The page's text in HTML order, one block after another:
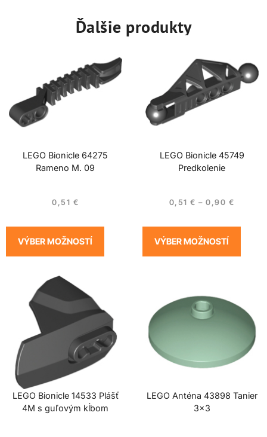
Ďalšie produkty
LEGO Bionicle 64275
Rameno M. 09
0,51 €
VÝBER MOŽNOSTÍ
LEGO Bionicle 45749
Predkolenie
0,51€ – 0,90 €
VÝBER MOŽNOSTÍ
LEGO Bionicle 14533 Plášť
4M s guľovým kĺbom
LEGO Anténa 43898 Tanier
3×3